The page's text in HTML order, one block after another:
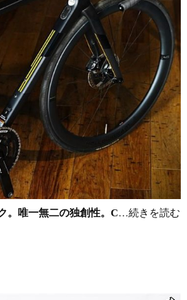
。唯一無二の独創性。C…続きを読む